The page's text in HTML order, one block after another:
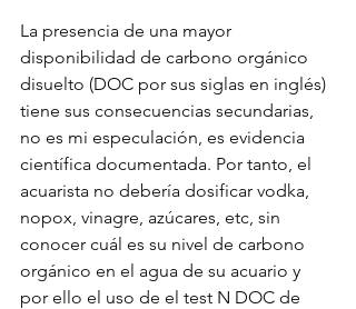
La presencia de una mayor
disponibilidad de carbono orgánico
disuelto (DOC por sus siglas en inglés)
tiene sus consecuencias secundarias,
no es mi especulación, es evidencia
científica documentada. Por tanto, el
acuarista no debería dosificar vodka,
nopox, vinagre, azúcares, etc, sin
conocer cuál es su nivel de carbono
orgánico en el agua de su acuario y
por ello el uso de el test N DOC de